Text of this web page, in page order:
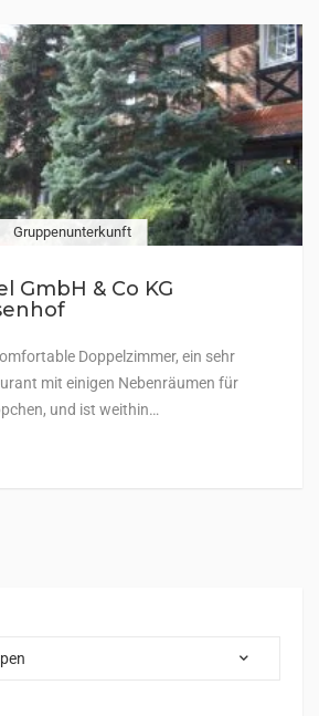
Gruppenunterkunft
GmbH & Co KG
Doppelzimmer, ein sehr
mit einigen Nebenräumen für
und ist weithin…